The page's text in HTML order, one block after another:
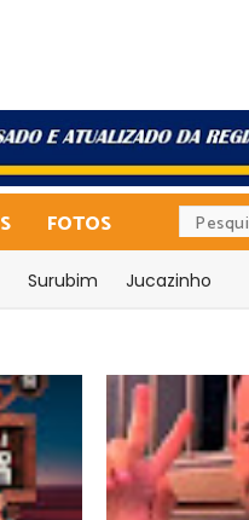
FOTOS
Surubim Jucazinho